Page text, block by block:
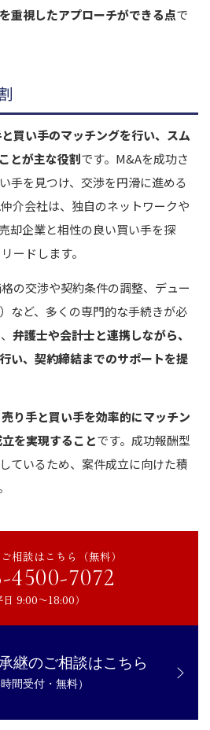
重視したアプローチができる点で
買い手のマッチングを行い、スム
とが主な役割です。M&Aを成功さ
手を見つけ、交渉を円滑に進める
介会社は、独自のネットワークや
却企業と相性の良い買い手を探
ードします。
の交渉や契約条件の調整、デュー
など、多くの専門的な手続きが必
弁護士や会計士と連携しながら、
い、契約締結までのサポートを提
売り手と買い手を効率的にマッチン
を実現することです。成功報酬型
ているため、案件成立に向けた積
相談はこちら（無料）
4500-7072
日 9:00〜18:00）
継のご相談はこちら
時間受付・無料）